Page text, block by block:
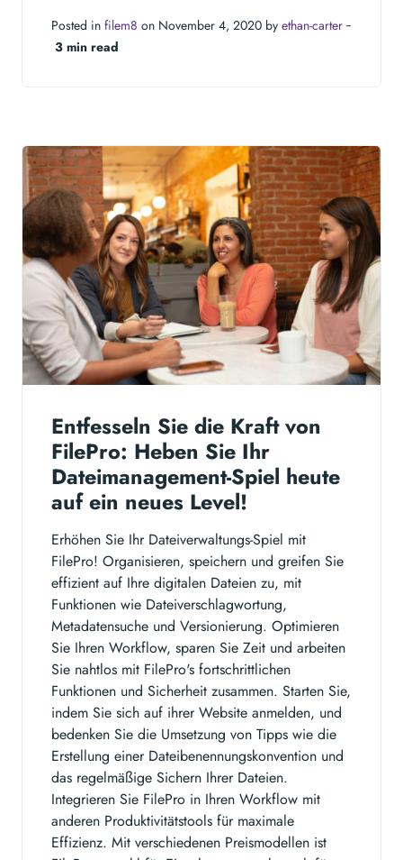
Posted in filem8 on November 4, 2020 by ethan-carter ‐
3 min read
Entfesseln Sie die Kraft von
FilePro: Heben Sie Ihr
Dateimanagement-Spiel heute
auf ein neues Level!
Erhöhen Sie Ihr Dateiverwaltungs-Spiel mit
FilePro! Organisieren, speichern und greifen Sie
effizient auf Ihre digitalen Dateien zu, mit
Funktionen wie Dateiverschlagwortung,
Metadatensuche und Versionierung. Optimieren
Sie Ihren Workflow, sparen Sie Zeit und arbeiten
Sie nahtlos mit FilePro's fortschrittlichen
Funktionen und Sicherheit zusammen. Starten Sie,
indem Sie sich auf ihrer Website anmelden, und
bedenken Sie die Umsetzung von Tipps wie die
Erstellung einer Dateibenennungskonvention und
das regelmäßige Sichern Ihrer Dateien.
Integrieren Sie FilePro in Ihren Workflow mit
anderen Produktivitätstools für maximale
Effizienz. Mit verschiedenen Preismodellen ist